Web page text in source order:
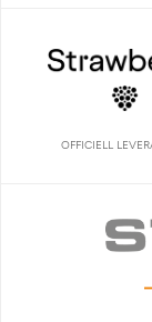
OFFICIELL